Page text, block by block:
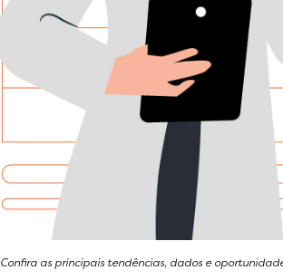
Confira as principais tendências, dados e